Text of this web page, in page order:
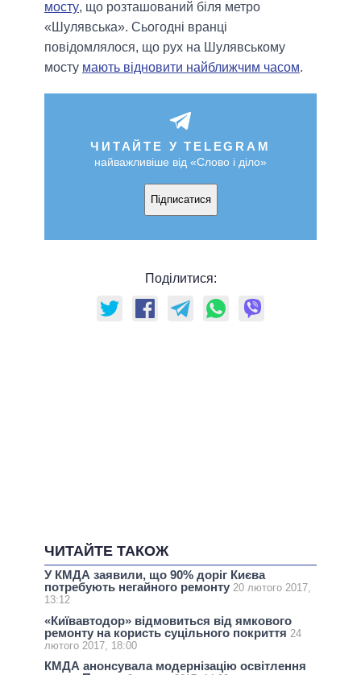
мосту, що розташований біля метро
«Шулявська». Сьогодні вранці
повідомлялося, що рух на Шулявському
мосту мають відновити найближчим часом.
ЧИТАЙТЕ У TELEGRAM
найважливіше від «Слово і діло»
Підписатися
Поділитися:
ЧИТАЙТЕ ТАКОЖ
У КМДА заявили, що 90% доріг Києва
потребують негайного ремонту 20 лютого 2017,
13:12
«Київавтодор» відмовиться від ямкового
ремонту на користь суцільного покриття 24
лютого 2017, 18:00
КМДА анонсувала модернізацію освітлення